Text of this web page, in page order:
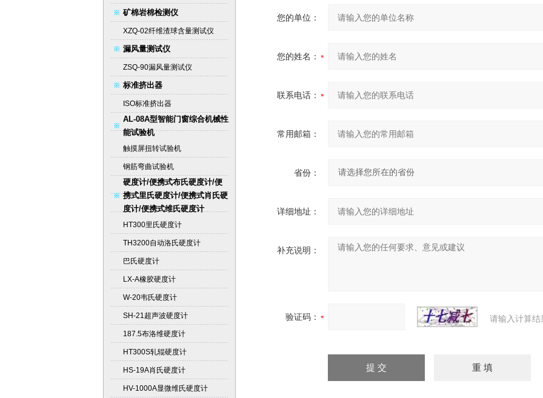
矿棉岩棉检测仪
XZQ-02纤维渣球含量测试仪
漏风量测试仪
ZSQ-90漏风量测试仪
标准挤出器
ISO标准挤出器
AL-08A型智能门窗综合机械性
能试验机
触摸屏扭转试验机
钢筋弯曲试验机
硬度计/便携式布氏硬度计/便
携式里氏硬度计/便携式肖氏硬
度计/便携式维氏硬度计
HT300里氏硬度计
TH3200自动洛氏硬度计
巴氏硬度计
LX-A橡胶硬度计
W-20韦氏硬度计
SH-21超声波硬度计
187.5布洛维硬度计
HT300S轧辊硬度计
HS-19A肖氏硬度计
HV-1000A显微维氏硬度计
您的单位：
您的姓名：
联系电话：
常用邮箱：
省份：
详细地址：
补充说明：
验证码： 请输入计算